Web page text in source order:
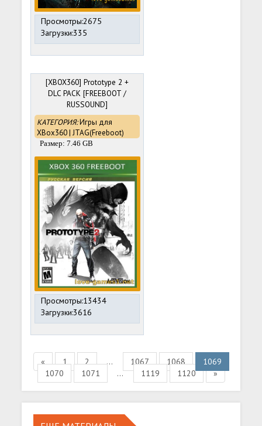
Просмотры:2675
Загрузки:335
[XBOX360] Prototype 2 +
DLC PACK [FREEBOOT /
RUSSOUND]
КАТЕГОРИЯ:Игры для
XBox360 | JTAG(Freeboot)
Размер: 7.46 GB
Просмотры:13434
Загрузки:3616
« 1 2 ... 1067 1068
1069
1070
1071 ... 1119 1120 »